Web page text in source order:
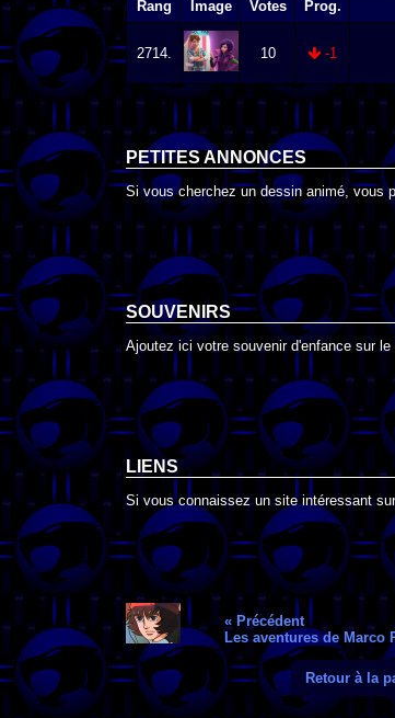
Rang Image Votes Prog.
2714. 10 -1
PETITES ANNONCES
Si vous cherchez un dessin animé, vous
SOUVENIRS
Ajoutez ici votre souvenir d'enfance sur
LIENS
Si vous connaissez un site intéressant
« Précédent
Les aventures de Marco
Retour à la